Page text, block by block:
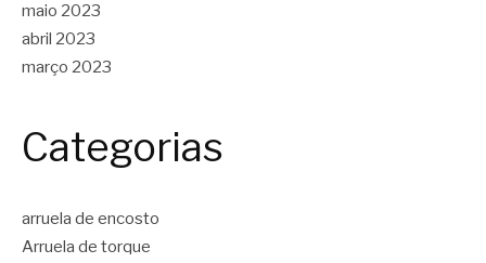
maio 2023
abril 2023
março 2023
Categorias
arruela de encosto
Arruela de torque